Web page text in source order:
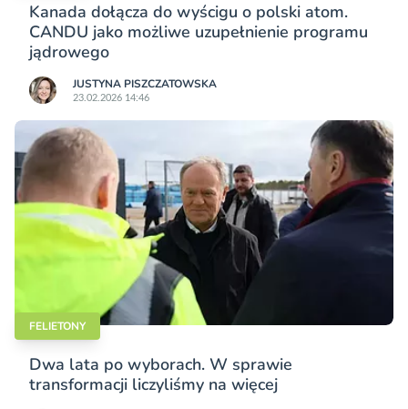
Kanada dołącza do wyścigu o polski atom.
CANDU jako możliwe uzupełnienie programu
jądrowego
JUSTYNA PISZCZATOWSKA
23.02.2026 14:46
FELIETONY
Dwa lata po wyborach. W sprawie
transformacji liczyliśmy na więcej